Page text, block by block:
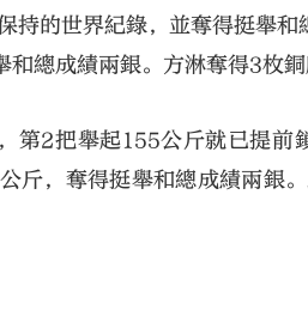
持的世界紀錄，並奪得挺舉
總成績兩銀。方淋奪得3枚銅
第2把舉起155公斤就已提前
斤，奪得挺舉和總成績兩銀